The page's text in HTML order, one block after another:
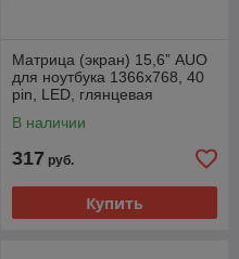
Матрица (экран) 15,6” AUO
для ноутбука 1366x768, 40
pin, LED, глянцевая
В наличии
317 руб.
Купить